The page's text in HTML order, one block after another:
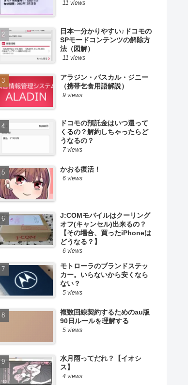
11 views
日本一分かりやすい♪ドコモの
SPモードコンテンツの解除方
法（図解）
11 views
アラジン・パスカル・ジニー
（携帯乞食用語解説）
9 views
ドコモの預託金はいつ還って
くるの？解約しちゃったらど
うなるの？
7 views
かおる復活！
6 views
J:COMモバイルはクーリング
オフ(キャンセル)出来るの？
【その場合、買ったiPhoneは
どうなる？】
6 views
モトローラのブランドステッ
カー。いらないから安くなら
ない？
5 views
複数回線契約するためのau版
90日ルールを理解する
5 views
水月雨ってだれ？【イオシ
ス】
4 views